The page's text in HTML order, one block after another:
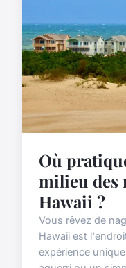
Où
milieu des
Hawaii ?
Vous rêvez de
Hawaii est
expérience